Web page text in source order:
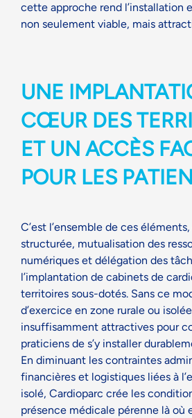
cette approche rend l’installation
non seulement viable, mais
UNE
CŒUR DES
ET UN ACCÈS
POUR LES
C’est l’ensemble de ces
structurée, mutualisation des
numériques et délégation des
l’implantation de cabinets de
territoires sous-dotés. Sans ce
d’exercice en zone rurale ou
insuffisamment attractives pour
praticiens de s’y installer
En diminuant les contraintes
financières et logistiques liées à
isolé, Cardioparc crée les
présence médicale pérenne là où